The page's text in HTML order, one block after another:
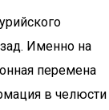
Именно на
перемена
в челюсти